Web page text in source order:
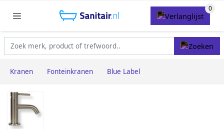
Kranen Fonteinkranen Blue Label